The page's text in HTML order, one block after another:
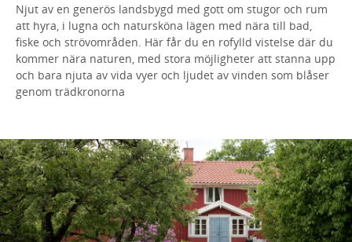
Njut av en generös landsbygd med gott om stugor och rum
att hyra, i lugna och natursköna lägen med nära till bad,
fiske och strövområden. Här får du en rofylld vistelse där du
kommer nära naturen, med stora möjligheter att stanna upp
och bara njuta av vida vyer och ljudet av vinden som blåser
genom trädkronorna